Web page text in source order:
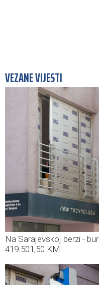
VEZANE VIJESTI
Na Sarajevskoj berzi -
419.501,50 KM